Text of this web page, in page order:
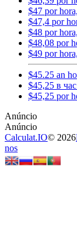
$47 por
$47,4 por
$48 por
$48,08 por
$49 por
$45.25 an
$45,25 в
$45,25 por
Calculat.IO© 2026
nos